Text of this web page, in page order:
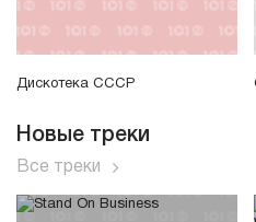
Дискотека СССР
Новые треки
Все треки